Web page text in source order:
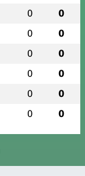
0 0
0 0
0 0
0 0
0 0
0 0